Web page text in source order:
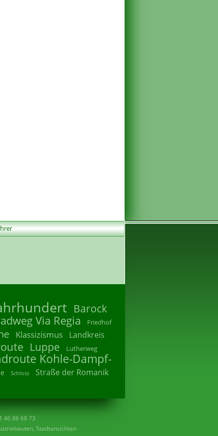
Barock
Via Regia Friedhof
Klassizismus Landkreis
Luppe Lutherweg
Kohle-Dampf-
Schloss Straße der Romanik
46 86 68 73
Stadtansichten